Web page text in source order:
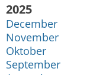
År:
2025
December
November
Oktober
September